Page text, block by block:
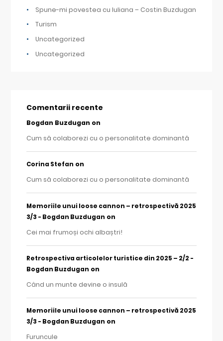
Spune-mi povestea cu Iuliana – Costin Buzdugan
Turism
Uncategorized
Uncategorized
Comentarii recente
Bogdan Buzdugan on
Cum să colaborezi cu o personalitate dominantă
Corina Stefan on
Cum să colaborezi cu o personalitate dominantă
Memoriile unui loose cannon – retrospectivă 2025
3/3 - Bogdan Buzdugan on
Cei mai frumoși ochi albaștri!
Retrospectiva articolelor turistice din 2025 – 2/2 -
Bogdan Buzdugan on
Când un munte devine o insulă
Memoriile unui loose cannon – retrospectivă 2025
3/3 - Bogdan Buzdugan on
Furuncule